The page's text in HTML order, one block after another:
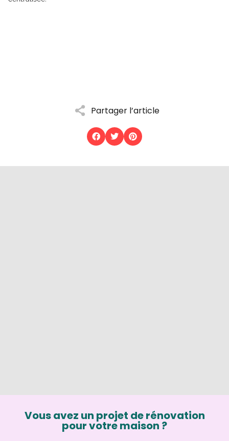
Partager l’article
Vous avez un projet de rénovation
pour votre maison ?